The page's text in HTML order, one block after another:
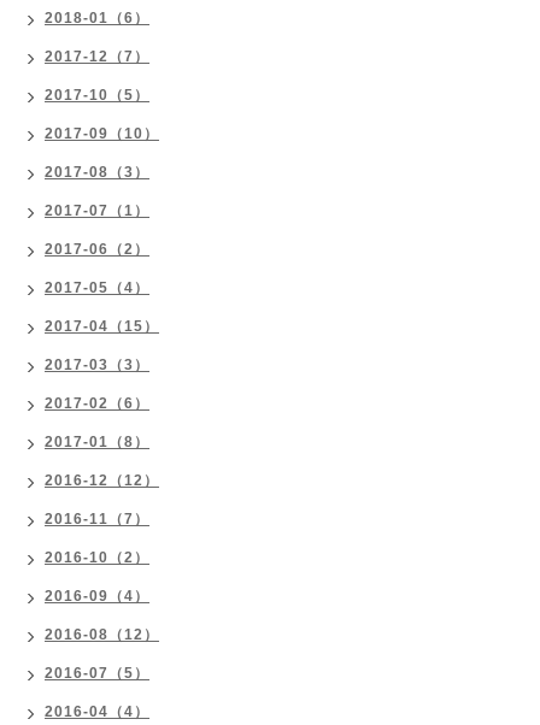
2018-01（6）
2017-12（7）
2017-10（5）
2017-09（10）
2017-08（3）
2017-07（1）
2017-06（2）
2017-05（4）
2017-04（15）
2017-03（3）
2017-02（6）
2017-01（8）
2016-12（12）
2016-11（7）
2016-10（2）
2016-09（4）
2016-08（12）
2016-07（5）
2016-04（4）